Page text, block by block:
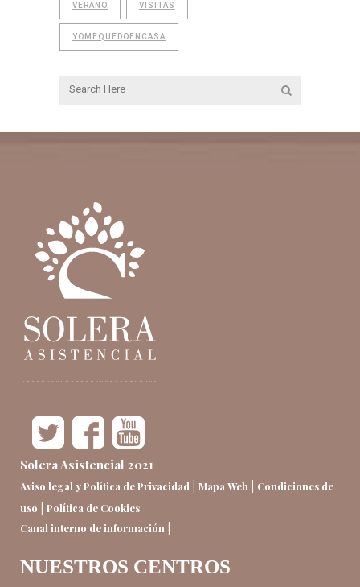
VERANO VISITAS
YOMEQUEDOENCASA
Solera Asistencial 2021
Aviso legal y Política de Privacidad Mapa Web
Condiciones de
uso
Política de Cookies
Canal interno de información
NUESTROS CENTROS